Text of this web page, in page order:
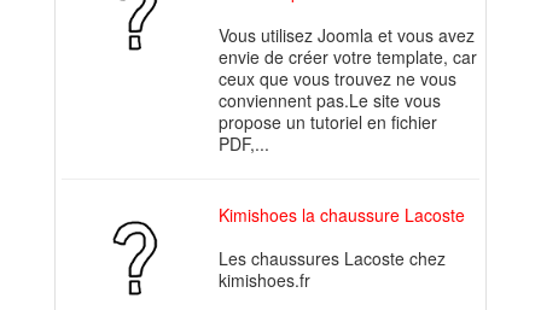
Vous utilisez Joomla et vous avez
envie de créer votre template, car
ceux que vous trouvez ne vous
conviennent pas.Le site vous
propose un tutoriel en fichier
PDF,...
Kimishoes la chaussure Lacoste
Les chaussures Lacoste chez
kimishoes.fr